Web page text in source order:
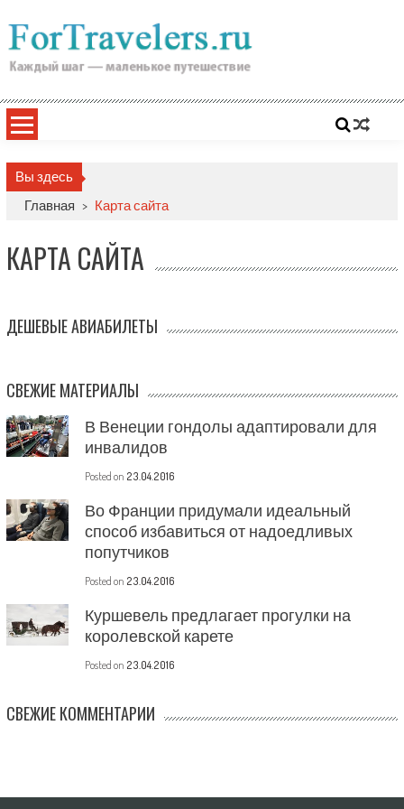
to
content
Вы здесь
Главная > Карта сайта
КАРТА САЙТА
ДЕШЕВЫЕ АВИАБИЛЕТЫ
СВЕЖИЕ МАТЕРИАЛЫ
В Венеции гондолы адаптировали для
инвалидов
Posted on 23.04.2016
Во Франции придумали идеальный
способ избавиться от надоедливых
попутчиков
Posted on 23.04.2016
Куршевель предлагает прогулки на
королевской карете
Posted on 23.04.2016
СВЕЖИЕ КОММЕНТАРИИ